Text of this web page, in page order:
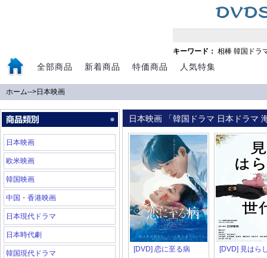
キーワード： 相棒 韓国ドラ
全部商品 新着商品 特価商品 人気特集
ホーム-->日本映画
日本映画
欧米映画
韓国映画
中国・香港映画
日本現代ドラマ
日本時代劇
韓国現代ドラマ
日本映画 「韓国ドラマ 日本ドラマ
[DVD] 恋に至る病 [DVD] 見はら